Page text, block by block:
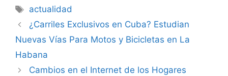
Tags
actualidad
¿Carriles Exclusivos en Cuba? Estudian
Nuevas Vías Para Motos y Bicicletas en La
Habana
Cambios en el Internet de los Hogares